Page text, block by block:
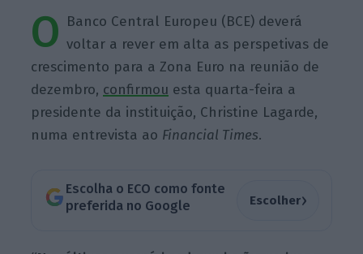
O Banco Central Europeu (BCE) deverá
voltar a rever em alta as perspetivas de
crescimento para a Zona Euro na reunião de
dezembro, confirmou esta quarta-feira a
presidente da instituição, Christine Lagarde,
numa entrevista ao Financial Times.
Escolha o ECO como fonte
preferida no Google
Escolher›